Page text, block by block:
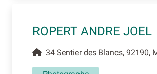
ROPERT ANDRE JOEL
34 Sentier des Blancs, 92190,